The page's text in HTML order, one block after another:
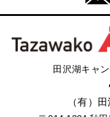
田沢湖キャ
（有）